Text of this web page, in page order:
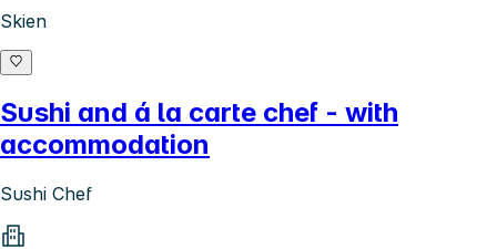
Skien
Sushi and á la carte chef - with
accommodation
Sushi Chef